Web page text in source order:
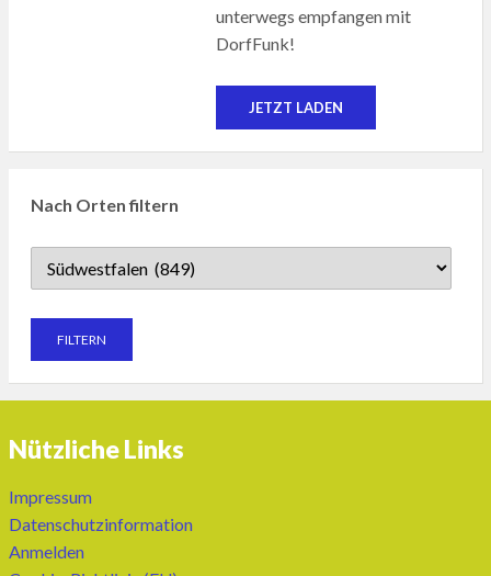
unterwegs empfangen mit
DorfFunk!
JETZT LADEN
Nach Orten filtern
Nützliche Links
Impressum
Datenschutzinformation
Anmelden